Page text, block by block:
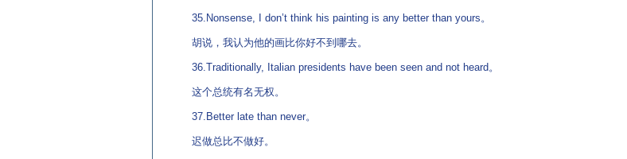
35.Nonsense, I don’t think his painting is any better than yours。
胡说，我认为他的画比你好不到哪去。
36.Traditionally, Italian presidents have been seen and not heard。
这个总统有名无权。
37.Better late than never。
迟做总比不做好。